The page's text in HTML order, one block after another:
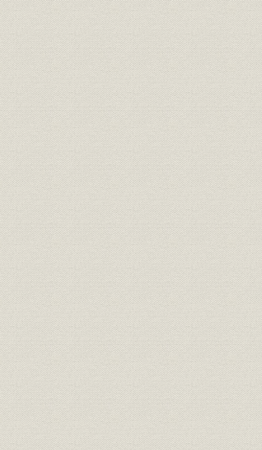
設備
事業の拡大・発展と戦時下の経
営 1917●大正6年→昭和20年
●1945
昭和6年
(1945年)
製品
焦土からの出発と高度成長の軌
跡 1946●昭和21年→昭和46年
●1971
昭和21年
(1962年)頃